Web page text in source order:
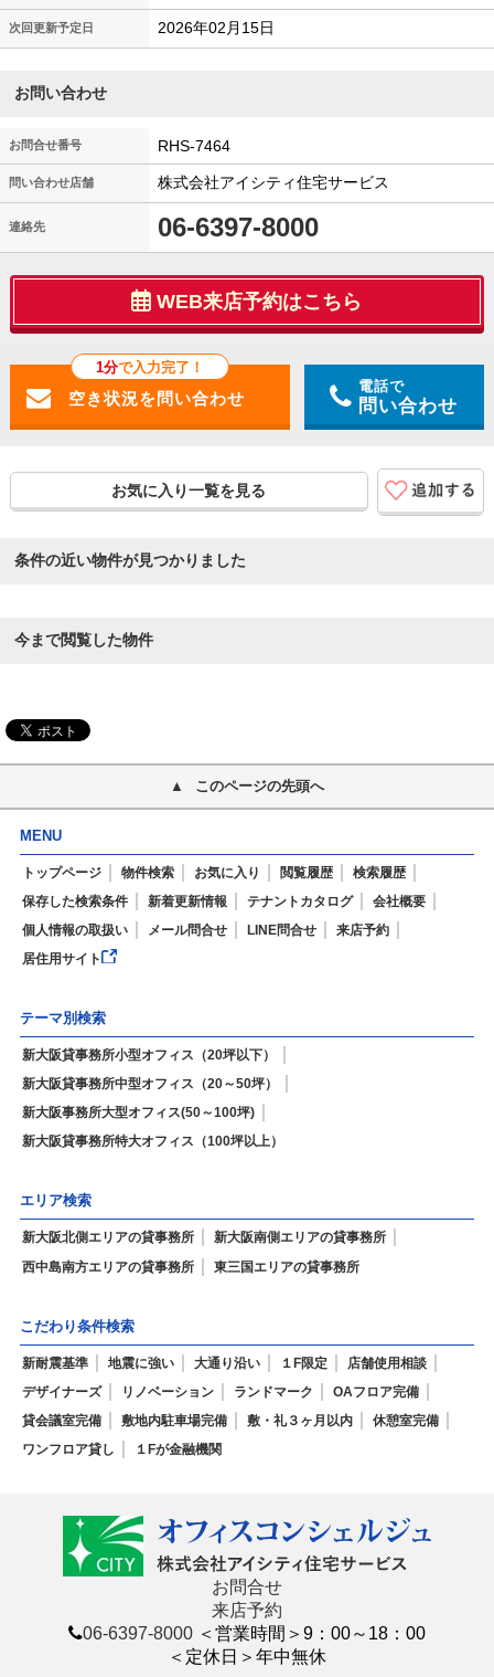
次回更新予定日 2026年02月15日
お問い合わせ
お問合せ番号 RHS-7464
問い合わせ店舗 株式会社アイシティ住宅サービス
連絡先 06-6397-8000
WEB来店予約はこちら
1分で入力完了！
電話で
問い合わせ
お気に入り一覧を見る
条件の近い物件が見つかりました
今まで閲覧した物件
このページの先頭へ
MENU
トップページ 物件検索 お気に入り 閲覧履歴
検索履歴
保存した検索条件
新着更新情報 テナントカタログ
会社概要
個人情報の取扱い
メール問合せ LINE問合せ
来店予約
居住用サイト
テーマ別検索
新大阪貸事務所小型オフィス（20坪以下）
新大阪貸事務所中型オフィス（20～50坪）
新大阪事務所大型オフィス(50～100坪)
新大阪貸事務所特大オフィス（100坪以上）
エリア検索
新大阪北側エリアの貸事務所
新大阪南側エリアの貸事務所
西中島南方エリアの貸事務所
東三国エリアの貸事務所
こだわり条件検索
新耐震基準 地震に強い 大通り沿い １F限定
店舗使用相談
デザイナーズ
リノベーション ランドマーク
OAフロア完備
貸会議室完備
敷地内駐車場完備 敷・礼３ヶ月以内
休憩室完備
ワンフロア貸し
１Fが金融機関
お問合せ
来店予約
06-6397-8000 ＜営業時間＞9：00～18：00
＜定休日＞年中無休